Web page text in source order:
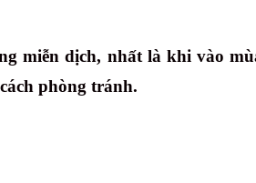
miễn dịch, nhất là khi vào
phòng tránh.